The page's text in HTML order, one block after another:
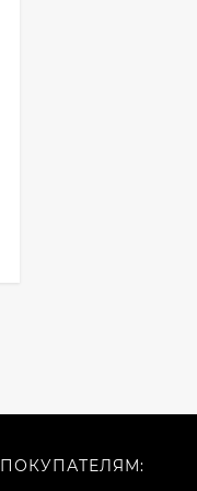
ПОКУПАТЕЛЯМ: